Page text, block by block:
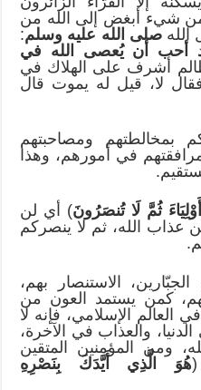
شيء أبغض إلى الله من
اللهصلى الله عليه وسلم:
أحب
أن يُعصى الله في
أشرف على الهلاك في
لا، قيل له يموت قال
بمخالطتهم ومصاحبتهم
في أمورهم، وهذا
ثُمَّ لَا تُنصَرُونَ) أي لن
عذاب الله، ثم لا ينصركم
الاستنصار بهم،
كمن يستمد العون من
العالم الإسلامي، فإنه لا
والعذاب في الآخرة،
ومن المؤمنين المتقين
(هُوَ الَّذِي أَيَّدَكَ بِنَصْرِهِ